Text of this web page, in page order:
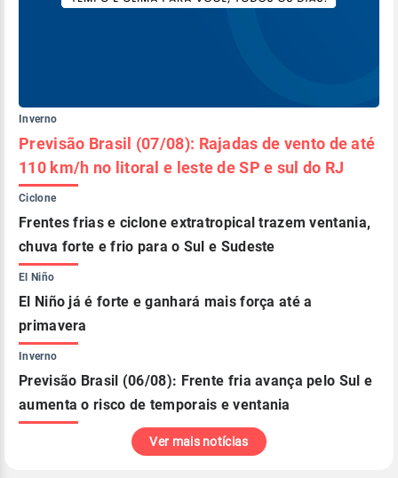
Inverno
Previsão Brasil (07/08): Rajadas de vento de até
110 km/h no litoral e leste de SP e sul do RJ
Ciclone
Frentes frias e ciclone extratropical trazem ventania,
chuva forte e frio para o Sul e Sudeste
El Niño
El Niño já é forte e ganhará mais força até a
primavera
Inverno
Previsão Brasil (06/08): Frente fria avança pelo Sul e
aumenta o risco de temporais e ventania
Ver mais notícias